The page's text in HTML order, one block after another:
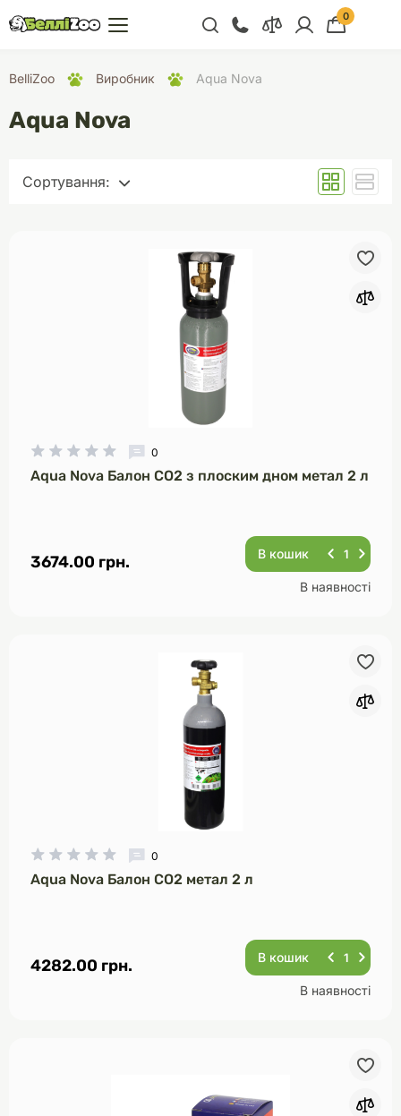
+38 (068) 300 91 91
0
BelliZoo Виробник Aqua Nova
Aqua Nova
Сортування:
Рейтинг (за зменшенням)
Рейтинг (за зростанням)
Модель (Я - А)
0
Aqua Nova Балон CO2 з плоским дном метал 2 л
3674.00 грн. В кошик
В наявності
0
Aqua Nova Балон CO2 метал 2 л
4282.00 грн. В кошик
В наявності